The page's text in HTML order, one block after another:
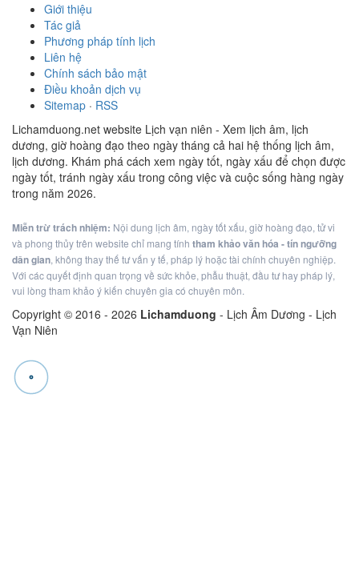
Giới thiệu
Tác giả
Phương pháp tính lịch
Liên hệ
Chính sách bảo mật
Điều khoản dịch vụ
Sitemap · RSS
Lichamduong.net website Lịch vạn niên - Xem lịch âm, lịch
dương, giờ hoàng đạo theo ngày tháng cả hai hệ thống lịch âm,
lịch dương. Khám phá cách xem ngày tốt, ngày xấu để chọn được
ngày tốt, tránh ngày xấu trong công việc và cuộc sống hàng ngày
trong năm 2026.
Miễn trừ trách nhiệm: Nội dung lịch âm, ngày tốt xấu, giờ hoàng đạo, tử vi
và phong thủy trên website chỉ mang tính tham khảo văn hóa - tín ngưỡng
dân gian, không thay thế tư vấn y tế, pháp lý hoặc tài chính chuyên nghiệp.
Với các quyết định quan trọng về sức khỏe, phẫu thuật, đầu tư hay pháp lý,
vui lòng tham khảo ý kiến chuyên gia có chuyên môn.
Copyright © 2016 - 2026 Lichamduong - Lịch Âm Dương - Lịch
Vạn Niên